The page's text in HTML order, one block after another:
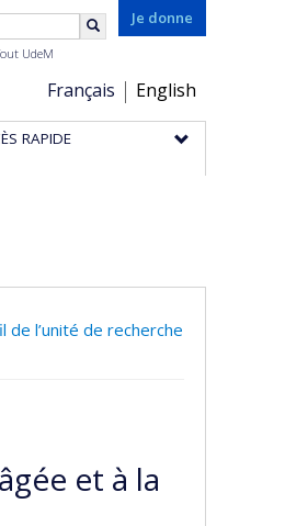
Je donne
Choix
de
la
Français English
UdeM
RAPIDE
l’unité de recherche
et à la